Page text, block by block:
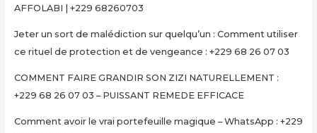
AFFOLABI | +229 68260703
Jeter un sort de malédiction sur quelqu’un : Comment utiliser
ce rituel de protection et de vengeance : +229 68 26 07 03
COMMENT FAIRE GRANDIR SON ZIZI NATURELLEMENT :
+229 68 26 07 03 – PUISSANT REMEDE EFFICACE
Comment avoir le vrai portefeuille magique – WhatsApp : +229